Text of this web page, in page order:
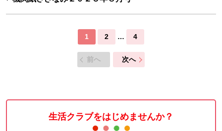
1 2 … 4
前へ 次へ
生活クラブをはじめませんか？